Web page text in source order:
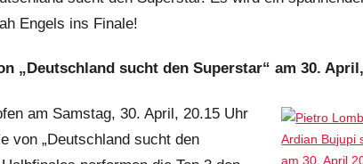
Engels ins Finale!
„Deutschland sucht den Superstar“ am 30.
am Samstag, 30. April, 20.15 Uhr
von „Deutschland sucht den